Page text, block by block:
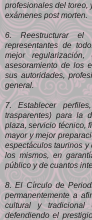
profesionales del toreo,
exámenes post morten.
6. Reestructurar el
representantes de
mejor
asesoramiento de los
sus autoridades,
general.
7. Establecer
trasparentes) para la
plaza, servicio técnico,
mayor y mejor
espectáculos taurinos
los mismos, en
público y de cuantos
8. El Círculo de
permanentemente a
cultural y
defendiendo el